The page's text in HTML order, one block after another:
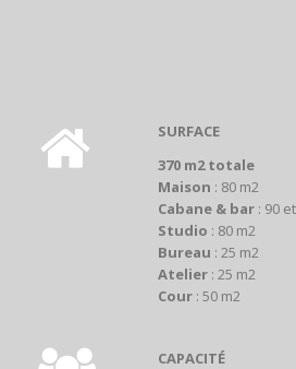
SURFACE
370 m2 totale
Maison : 80 m2
Cabane & bar : 90
Studio : 80 m2
Bureau : 25 m2
Atelier : 25 m2
Cour : 50 m2
CAPACITÉ